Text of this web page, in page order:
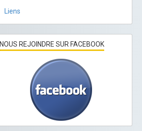
Liens
NOUS REJOINDRE SUR FACEBOOK